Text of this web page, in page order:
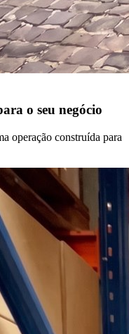
o seu negócio
operação construída para